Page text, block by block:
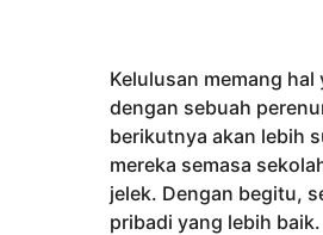
Kelulusan memang
dengan sebuah
berikutnya akan lebih
mereka semasa
jelek. Dengan begitu,
pribadi yang lebih baik.